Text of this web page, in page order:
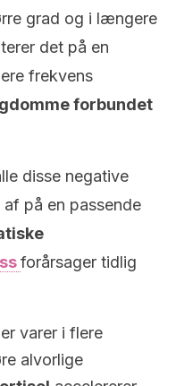
grad og i længere
det på en
frekvens
forbundet
disse negative
på en passende
forårsager tidlig
varer i flere
alvorlige